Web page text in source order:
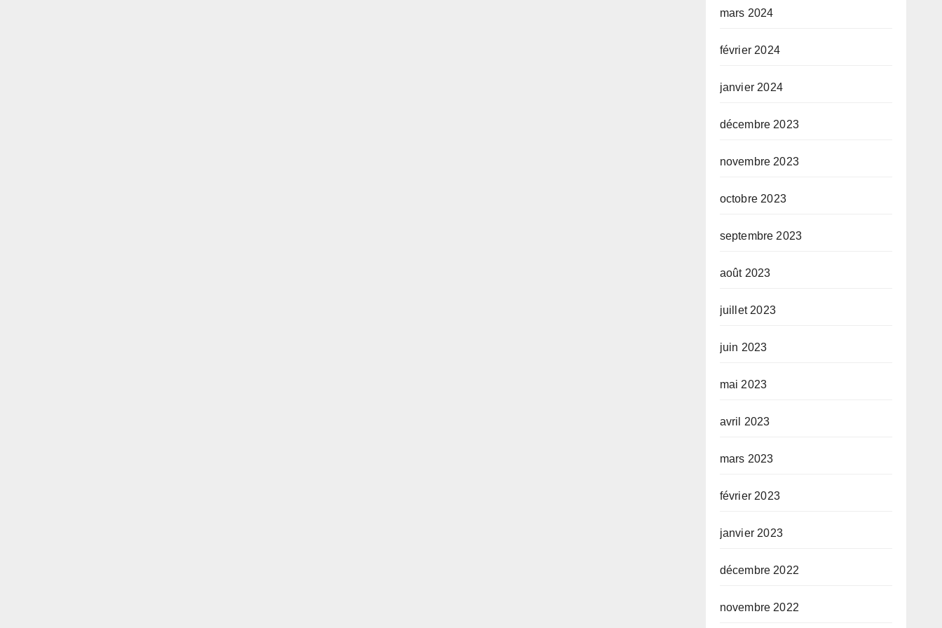
mars 2024
février 2024
janvier 2024
décembre 2023
novembre 2023
octobre 2023
septembre 2023
août 2023
juillet 2023
juin 2023
mai 2023
avril 2023
mars 2023
février 2023
janvier 2023
décembre 2022
novembre 2022